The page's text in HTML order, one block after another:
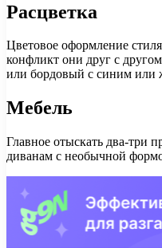
Расцветка
Цветовое оформление
конфликт они друг с
или бордовый с синим или
Мебель
Главное отыскать два-три
диванам с необычной